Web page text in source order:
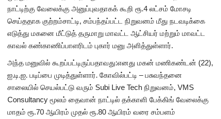
நாட்டிற்கு வேலைக்கு அனுப்புவதாகக் கூறி ரூ.4 லட்சம் மோசடி
செய்ததாக குற்றம்சாட்டி, சம்பந்தப்பட்ட நிறுவனம் மீது நடவடிக்கை
எடுத்து மகனை மீட்டுத் தருமாறு மாவட்ட ஆட்சியர் மற்றும் மாவட்ட
காவல் கண்காணிப்பாளரிடம் புகார் மனு அளித்துள்ளார்.
அந்த மனுவில் கூறப்பட்டிருப்பதாவது:எனது மகன் மணிகண்டன் (22),
ஐ.டி.ஐ. படிப்பை முடித்துள்ளார். கோவில்பட்டி – பசுவந்தனை
சாலையில் செயல்பட்டு வரும் Subi Live Tech நிறுவனம், VMS
Consultancy மூலம் தைவான் நாட்டில் தக்காளி பேக்கிங் வேலைக்கு
மாதம் ரூ.70 ஆயிரம் முதல் ரூ.80 ஆயிரம் வரை சம்பளம்